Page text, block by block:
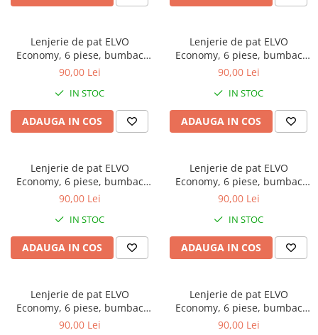
Bumbac satinat
Compatibile cu saltea
90x200cm
140x200cm
200x200cm
200x220cm
Cu elastic
Normal - fara elastic
Alba
Neagra
Lenjerie de pat ELVO
Economy, 6 piese, bumbac
policoton, crem, cu trandafiri
90,00 Lei
IN STOC
ADAUGA IN COS
Lenjerie de pat ELVO
Economy, 6 piese, bumbac
policoton, alba, cu stelute
90,00 Lei
IN STOC
ADAUGA IN COS
Lenjerie de pat ELVO
Economy, 6 piese, bumbac
policoton, alba, cu flori mov
90,00 Lei
IN STOC
ADAUGA IN COS
Lenjerie de pat ELVO
Economy, 6 piese, bumbac
policoton, alba, cu copaci
90,00 Lei
IN STOC
ADAUGA IN COS
Lenjerie de pat ELVO
Economy, 6 piese, bumbac
policoton, gri, cu flori mov
90,00 Lei
Lenjerie de pat ELVO
Economy, 6 piese, bumbac
policoton, alba, cu flori roz
90,00 Lei